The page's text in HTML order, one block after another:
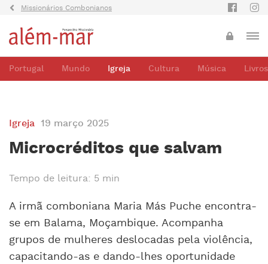
Missionários Combonianos
Portugal Mundo Igreja Cultura Música Livros
Igreja 19 março 2025
Microcréditos que salvam
Tempo de leitura: 5 min
A irmã comboniana Maria Más Puche encontra-
se em Balama, Moçambique. Acompanha
grupos de mulheres deslocadas pela violência,
capacitando-as e dando-lhes oportunidade